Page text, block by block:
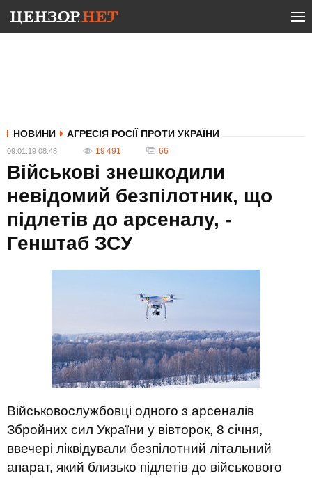
НОВИНИ АГРЕСІЯ РОСІЇ ПРОТИ УКРАЇНИ
09.01.19 08:48 19 491 66
Військові знешкодили
невідомий безпілотник, що
підлетів до арсеналу, -
Генштаб ЗСУ
Військовослужбовці одного з арсеналів
Збройних сил України у вівторок, 8 січня,
ввечері ліквідували безпілотний літальний
апарат, який близько підлетів до військового